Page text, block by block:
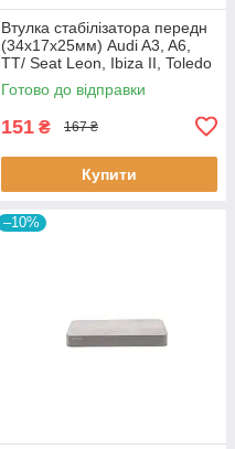
Втулка стабілізатора передн
(34х17х25мм) Audi A3, A6,
TT/ Seat Leon, Ibiza II, Toledo
II (BC0226) BCGUMA BC0226
BC GUMA
Готово до відправки
151 ₴ 167 ₴
Купити
–10%